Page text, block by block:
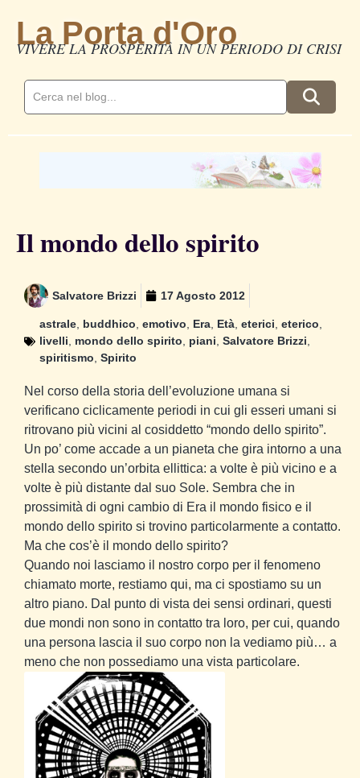
La Porta d'Oro
VIVERE LA PROSPERITÀ IN UN PERIODO DI CRISI
Il mondo dello spirito
Salvatore Brizzi 17 Agosto 2012
astrale buddhico emotivo Era Età eterici eterico
livelli
mondo dello spirito piani Salvatore Brizzi
spiritismo Spirito
Nel corso della storia dell’evoluzione umana si
verificano ciclicamente periodi in cui gli esseri umani si
ritrovano più vicini al cosiddetto “mondo dello spirito”.
Un po’ come accade a un pianeta che gira intorno a una
stella secondo un’orbita ellittica: a volte è più vicino e a
volte è più distante dal suo Sole. Sembra che in
prossimità di ogni cambio di Era il mondo fisico e il
mondo dello spirito si trovino particolarmente a contatto.
Ma che cos’è il mondo dello spirito?
Quando noi lasciamo il nostro corpo per il fenomeno
chiamato morte, restiamo qui, ma ci spostiamo su un
altro piano. Dal punto di vista dei sensi ordinari, questi
due mondi non sono in contatto tra loro, per cui, quando
una persona lascia il suo corpo non la vediamo più… a
meno che non possediamo una vista particolare.